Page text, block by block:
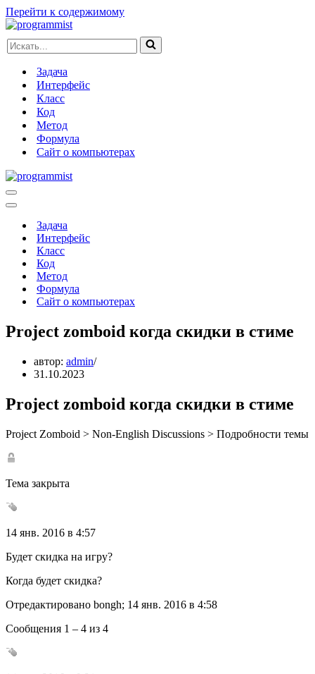
Перейти к содержимому
Искать...
Задача
Интерфейс
Класс
Код
Метод
Формула
Сайт о компьютерах
Меню
навигации
Меню
навигацииЗадача
Интерфейс
Класс
Код
Метод
Формула
Сайт о компьютерах
Project zomboid когда скидки в стиме
автор: admin
31.10.2023
Project zomboid когда скидки в стиме
Project Zomboid > Non-English Discussions > Подробности темы
Тема закрыта
14 янв. 2016 в 4:57
Будет скидка на игру?
Когда будет скидка?
Отредактировано bongh; 14 янв. 2016 в 4:58
Сообщения 1 – 4 из 4